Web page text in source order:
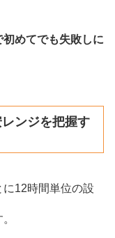
めてでも失敗しに
ンジを把握す
12時間単位の設